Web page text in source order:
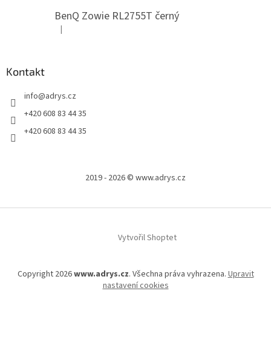
BenQ Zowie RL2755T černý
Hodnocení produktu je 5 z 5 hvězdiček.
|
Kontakt
info@adrys.cz
+420 608 83 44 35
+420 608 83 44 35
2019 - 2026 © www.adrys.cz
Vytvořil Shoptet
Copyright 2026www.adrys.cz. Všechna práva vyhrazena.Upravit
nastavení cookies